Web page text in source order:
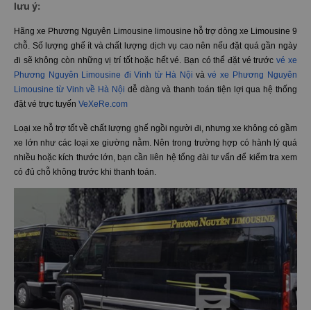
lưu ý:
Hãng xe Phương Nguyên Limousine limousine hỗ trợ dòng xe Limousine 9
chỗ. Số lượng ghế ít và chất lượng dịch vụ cao nên nếu đặt quá gần ngày
đi sẽ không còn những vị trí tốt hoặc hết vé. Bạn có thể đặt vé trước vé xe
Phương Nguyên Limousine đi Vinh từ Hà Nội và vé xe Phương Nguyên
Limousine từ Vinh về Hà Nội dễ dàng và thanh toán tiện lợi qua hệ thống
đặt vé trực tuyến VeXeRe.com
Loại xe hỗ trợ tốt về chất lượng ghế ngồi người đi, nhưng xe không có gầm
xe lớn như các loại xe giường nằm. Nên trong trường hợp có hành lý quá
nhiều hoặc kích thước lớn, bạn cần liên hệ tổng đài tư vấn để kiểm tra xem
có đủ chỗ không trước khi thanh toán.